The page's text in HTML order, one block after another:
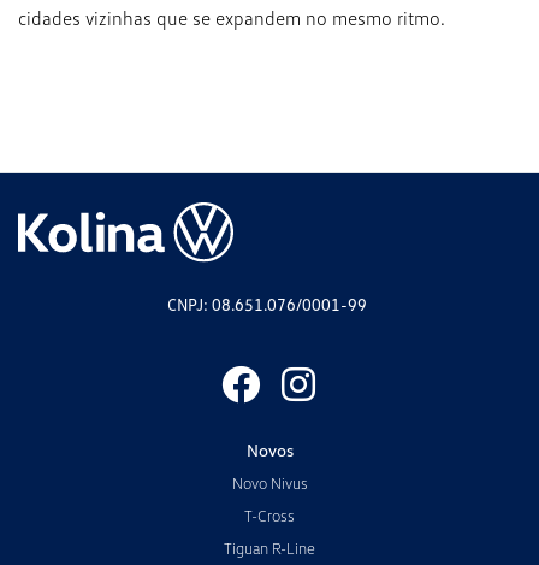
cidades vizinhas que se expandem no mesmo ritmo.
CNPJ: 08.651.076/0001-99
Novos
Novo Nivus
T-Cross
Tiguan R-Line